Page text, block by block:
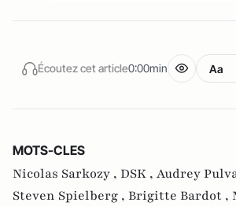
Écoutez cet article0:00min Aa
MOTS-CLES
Nicolas Sarkozy , DSK , Audrey
Steven Spielberg , Brigitte Bardot ,